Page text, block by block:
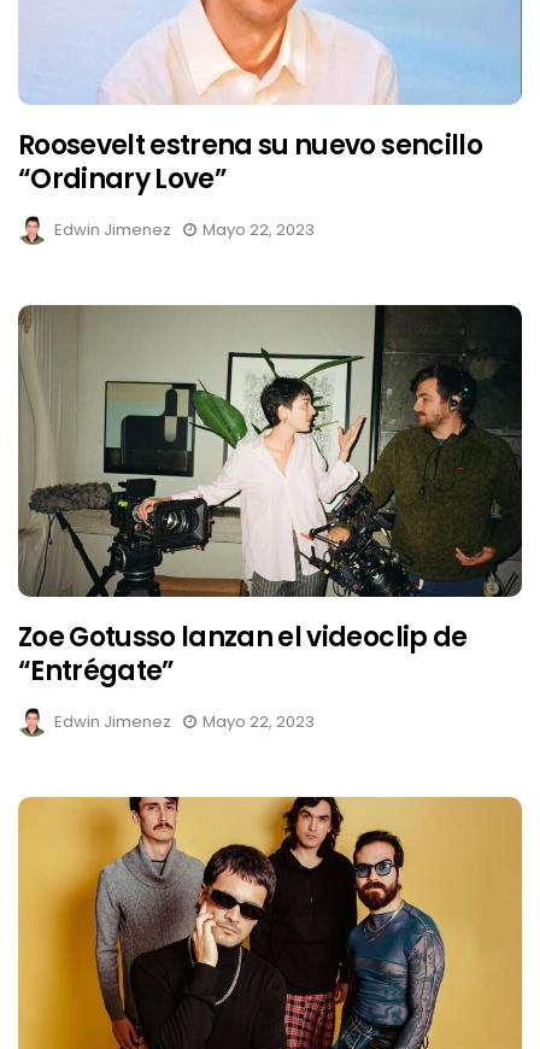
Roosevelt estrena su nuevo sencillo
“Ordinary Love”
Edwin Jimenez Mayo 22, 2023
Zoe Gotusso lanzan el videoclip de
“Entrégate”
Edwin Jimenez Mayo 22, 2023